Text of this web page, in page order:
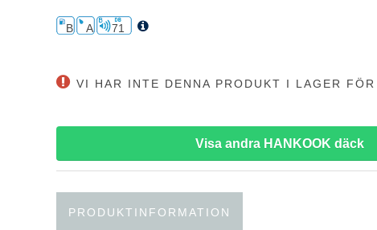
B A 71
VI HAR INTE DENNA PRODUKT I LAGER
Visa andra HANKOOK däck
PRODUKTINFORMATION